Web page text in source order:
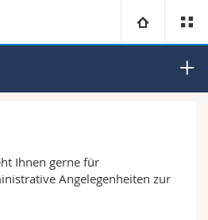
Fak.
Institut für Antike und Byzanz
Ihnen gerne für
Angelegenheiten zur